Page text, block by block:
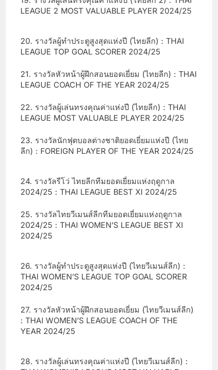
LEAGUE 2 MOST VALUABLE PLAYER 2024/25
20. รางวัลผู้ทำประตูสูงสุดแห่งปี (ไทยลีก) : THAI
LEAGUE TOP GOAL SCORER 2024/25
21. รางวัลหัวหน้าผู้ฝึกสอนยอดเยี่ยม (ไทยลีก) : THAI
LEAGUE COACH OF THE YEAR 2024/25
22. รางวัลผู้เล่นทรงคุณค่าแห่งปี (ไทยลีก) : THAI
LEAGUE MOST VALUABLE PLAYER 2024/25
23. รางวัลนักฟุตบอลต่างชาติยอดเยี่ยมแห่งปี (ไทย
ลีก) : FOREIGN PLAYER OF THE YEAR 2024/25
24. รางวัลรีโว่ ไทยลีกทีมยอดเยี่ยมแห่งฤดูกาล
2024/25 : THAI LEAGUE BEST XI 2024/25
25. รางวัลไทยวีเมนส์ลีกทีมยอดเยี่ยมแห่งฤดูกาล
2024/25 : THAI WOMEN’S LEAGUE BEST XI
2024/25
26. รางวัลผู้ทำประตูสูงสุดแห่งปี (ไทยวีเมนส์ลีก) :
THAI WOMEN’S LEAGUE TOP GOAL SCORER
2024/25
27. รางวัลหัวหน้าผู้ฝึกสอนยอดเยี่ยม (ไทยวีเมนส์ลีก)
: THAI WOMEN’S LEAGUE COACH OF THE
YEAR 2024/25
28. รางวัลผู้เล่นทรงคุณค่าแห่งปี (ไทยวีเมนส์ลีก) :